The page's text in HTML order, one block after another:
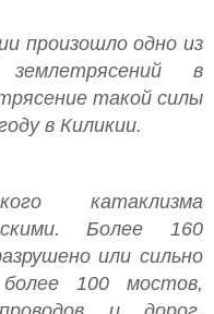
произошло одно из
в
такой силы
в Киликии.
катаклизма
Более 160
или сильно
100 мостов,